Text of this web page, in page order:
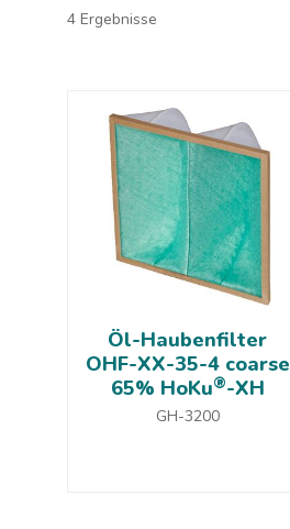
4 Ergebnisse
Öl-Haubenfilter
OHF-XX-35-4 coarse
65% HoKu®-XH
GH-3200